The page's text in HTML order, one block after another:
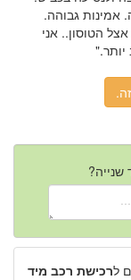
אמינות גבוהה.
הטוסון.. אני
לרכישת רכב מיד